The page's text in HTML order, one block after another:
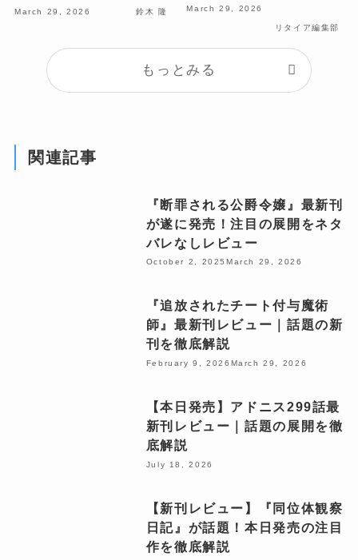
March 29, 2026 鈴木 隆 March 29, 2026
リタイア編集部
もっとみる
関連記事
『断罪される公爵令嬢』最新刊
が遂に発売！注目の展開をネタ
バレなしレビュー
October 2, 2025 March 29, 2026
『追放されたチート付与魔術
師』最新刊レビュー｜話題の新
刊を徹底解説
February 9, 2026 March 29, 2026
【本日発売】アドニス299話最
新刊レビュー｜話題の展開を徹
底解説
July 18, 2026
【新刊レビュー】『同位体観察
日記』が話題！本日発売の注目
作を徹底解説